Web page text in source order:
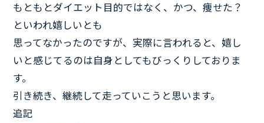
もともとダイエット目的ではなく、かつ、痩せた？
といわれ嬉しいとも
思ってなかったのですが、実際に言われると、嬉し
いと感じてるのは自身としてもびっくりしておりま
す。
引き続き、継続して走っていこうと思います。
追記